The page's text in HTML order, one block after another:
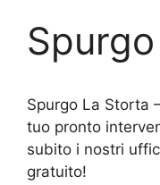
Spurgo La Storta
tuo pronto
subito i nostri
gratuito!